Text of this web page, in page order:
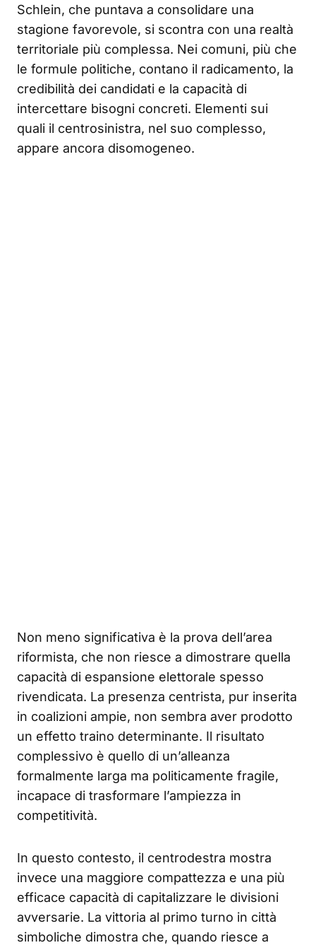
Schlein, che puntava a consolidare una
stagione favorevole, si scontra con una realtà
territoriale più complessa. Nei comuni, più che
le formule politiche, contano il radicamento, la
credibilità dei candidati e la capacità di
intercettare bisogni concreti. Elementi sui
quali il centrosinistra, nel suo complesso,
appare ancora disomogeneo.
Non meno significativa è la prova dell’area
riformista, che non riesce a dimostrare quella
capacità di espansione elettorale spesso
rivendicata. La presenza centrista, pur inserita
in coalizioni ampie, non sembra aver prodotto
un effetto traino determinante. Il risultato
complessivo è quello di un’alleanza
formalmente larga ma politicamente fragile,
incapace di trasformare l’ampiezza in
competitività.
In questo contesto, il centrodestra mostra
invece una maggiore compattezza e una più
efficace capacità di capitalizzare le divisioni
avversarie. La vittoria al primo turno in città
simboliche dimostra che, quando riesce a